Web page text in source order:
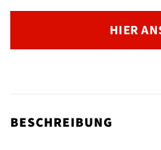
HIER
BESCHREIBUNG